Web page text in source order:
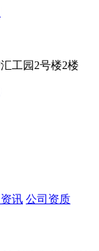
工园2号楼2楼
讯 公司资质